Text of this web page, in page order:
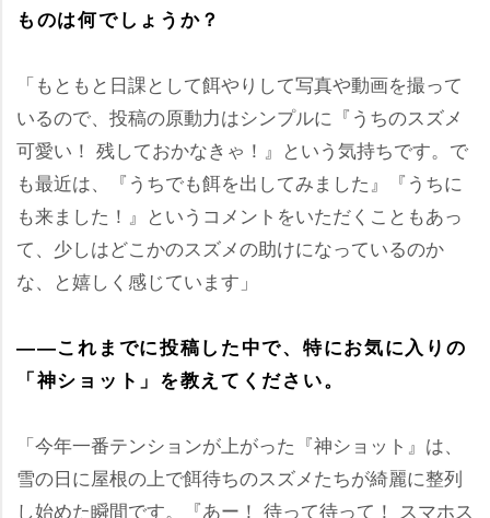
ものは何でしょうか？
「もともと日課として餌やりして写真や動画を撮って
いるので、投稿の原動力はシンプルに『うちのスズメ
可愛い！ 残しておかなきゃ！』という気持ちです。で
も最近は、『うちでも餌を出してみました』『うちに
も来ました！』というコメントをいただくこともあっ
て、少しはどこかのスズメの助けになっているのか
な、と嬉しく感じています」
――これまでに投稿した中で、特にお気に入りの
「神ショット」を教えてください。
「今年一番テンションが上がった『神ショット』は、
雪の日に屋根の上で餌待ちのスズメたちが綺麗に整列
し始めた瞬間です。『あー！ 待って待って！ スマホス